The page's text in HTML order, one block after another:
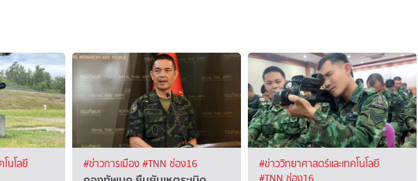
นโลยี
#ข่าวการเมือง#TNN ช่อง16
#ข่าววิทยาศาสตร์และเทคโนโลยี